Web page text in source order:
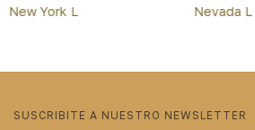
New York L Nevada L
SUSCRIBITE A NUESTRO NEWSLETTER